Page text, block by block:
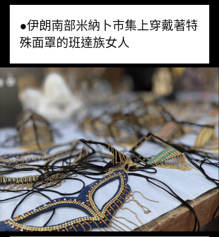
●伊朗南部米納卜市集上穿戴著特
殊面罩的班達族女人